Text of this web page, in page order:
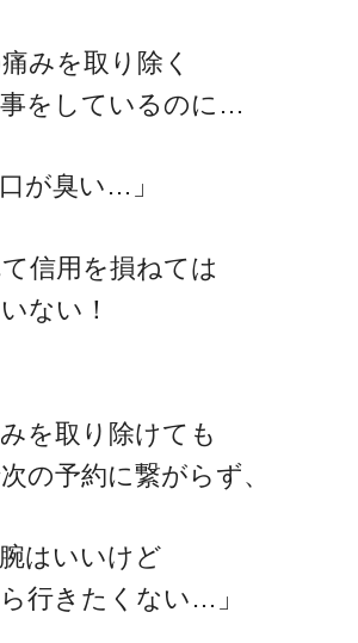
みを取り除く
をしているのに…
が臭い…」
信用を損ねては
ない！
を取り除けても
の予約に繋がらず、
はいいけど
行きたくない…」